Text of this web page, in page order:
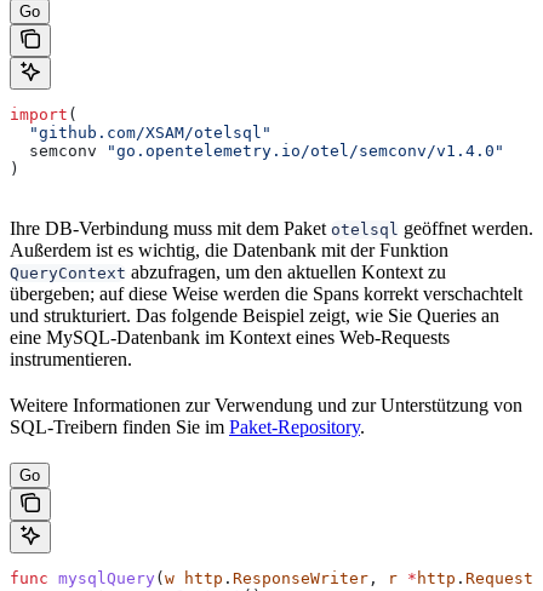
Go
import (
  "github.com/XSAM/otelsql"
  semconv
"go.opentelemetry.io/otel/semconv/v1.4.0"
)
Ihre DB-Verbindung muss mit dem Paket otelsql geöffnet werden.
Außerdem ist es wichtig, die Datenbank mit der Funktion
QueryContext abzufragen, um den aktuellen Kontext zu
übergeben; auf diese Weise werden die Spans korrekt verschachtelt
und strukturiert. Das folgende Beispiel zeigt, wie Sie Queries an
eine MySQL-Datenbank im Kontext eines Web-Requests
instrumentieren.
Weitere Informationen zur Verwendung und zur Unterstützung von
SQL-Treibern finden Sie im Paket-Repository.
Go
func mysqlQuery (w http . ResponseWriter , r * http . Request